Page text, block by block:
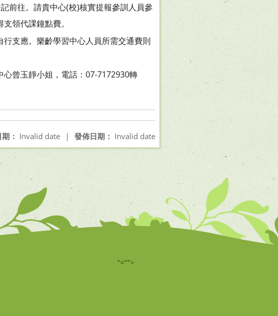
前往。請貴中心(校)核實提報參訓人員參
領代課鐘點費。
支應。樂齡學習中心人員所需交通費則
曾玉靜小姐，電話：07-7172930轉
發佈日期： Invalid date
： Invalid date |
"="">